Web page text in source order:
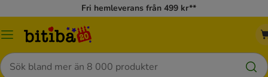
Fri hemleverans från 499 kr**
Meny
Sök